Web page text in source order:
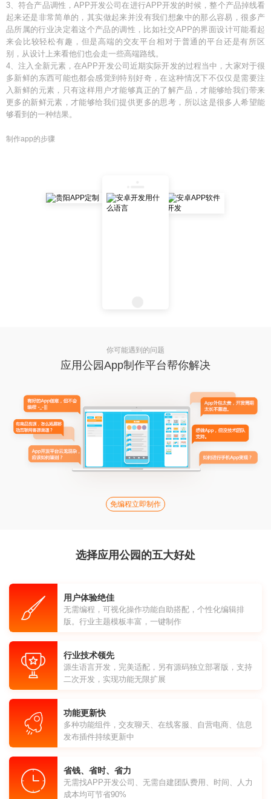
3、符合产品调性，APP开发公司在进行APP开发的时候，整个产品掉线看
起来还是非常简单的，其实做起来并没有我们想象中的那么容易，很多产
品所属的行业决定着这个产品的调性，比如社交APP的界面设计可能看起
来会比较轻松有趣，但是高端的交友平台相对于普通的平台还是有所区
别，从设计上来看他们也会走一些高端路线。
4、注入全新元素，在APP开发公司近期实际开发的过程当中，大家对于很
多新鲜的东西可能也都会感觉到特别好奇，在这种情况下不仅仅是需要注
入新鲜的元素，只有这样用户才能够真正的了解产品，才能够给我们带来
更多的新鲜元素，才能够给我们提供更多的思考，所以这是很多人希望能
够看到的一种结果。
制作app的步骤
你可能遇到的问题
应用公园App制作平台帮你解决
免编程立即制作
选择应用公园的五大好处
用户体验绝佳
无需编程，可视化操作功能自助搭配，个性化编辑排
版。行业主题模板丰富，一键制作
行业技术领先
源生语言开发，完美适配，另有源码独立部署版，支持
二次开发，实现功能无限扩展
功能更新快
多种功能组件，交友聊天、在线客服、自营电商、信息
发布插件持续更新中
省钱、省时、省力
无需找APP开发公司、无需自建团队费用、时间、人力
成本均可节省90%